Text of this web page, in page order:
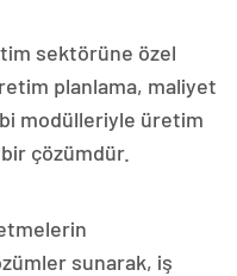
sektörüne özel
planlama, maliyet
modülleriyle üretim
çözümdür.
sunarak, iş